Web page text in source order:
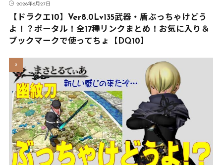
2026年6月27日
【ドラクエ10】Ver8.0Lv135武器・盾ぶっちゃけどう
よ！？ポータル！全17種リンクまとめ！お気に入り＆
ブックマークで使ってちょ【DQ10】